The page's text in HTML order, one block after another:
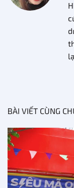
BÀI VIẾT CÙNG